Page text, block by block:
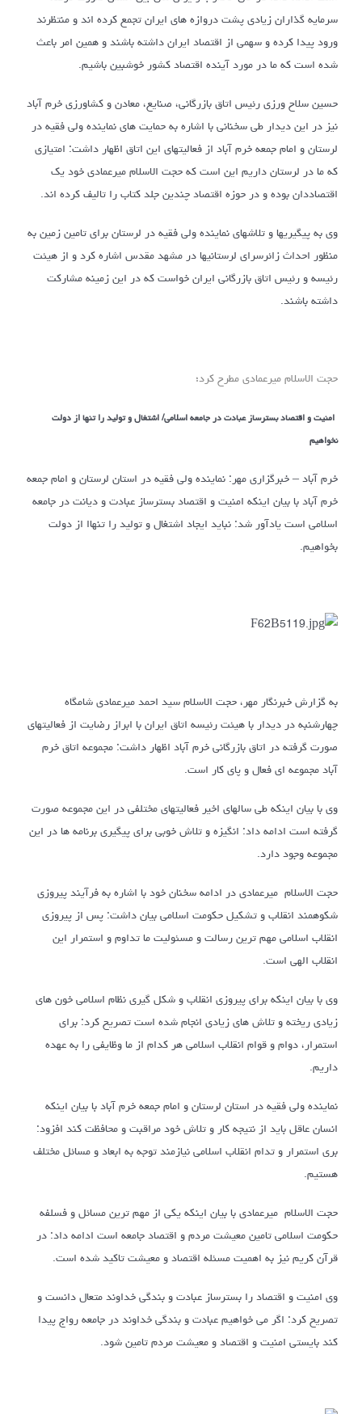
سرمایه گذاران زیادی پشت دروازه های ایران تجمع کرده اند و منتظرند
ورود پیدا کرده و سهمی از اقتصاد ایران داشته باشند و همین امر باعث
شده است که ما در مورد آینده اقتصاد کشور خوشبین باشیم.
حسین سلاح ورزی رئیس اتاق بازرگانی، صنایع، معادن و کشاورزی خرم آباد
نیز در این دیدار طی سخنانی با اشاره به حمایت های نماینده ولی فقیه در
لرستان و امام جمعه خرم آباد از فعالیتهای این اتاق اظهار داشت: امتیازی
که ما در لرستان داریم این است که حجت الاسلام میرعمادی خود یک
اقتصاددان بوده و در حوزه اقتصاد چندین جلد کتاب را تالیف کرده اند.
وی به پیگیریها و تلاشهای نماینده ولی فقیه در لرستان برای تامین زمین به
منظور احداث زائرسرای لرستانیها در مشهد مقدس اشاره کرد و از هیئت
رئیسه و رئیس اتاق بازرگانی ایران خواست که در این زمینه مشارکت
داشته باشند.
حجت الاسلام میرعمادی مطرح کرد؛
امنیت و اقتصاد بسترساز عبادت در جامعه اسلامی/ اشتغال و تولید را تنها از دولت
نخواهیم
خرم آباد – خبرگزاری مهر: نماینده ولی فقیه در استان لرستان و امام جمعه
خرم آباد با بیان اینکه امنیت و اقتصاد بسترساز عبادت و دیانت در جامعه
اسلامی است یادآور شد: نباید ایجاد اشتغال و تولید را تنهاا از دولت
بخواهیم.
به گزارش خبرنگار مهر، حجت الاسلام سید احمد میرعمادی شامگاه
چهارشنبه در دیدار با هیئت رئیسه اتاق ایران با ابراز رضایت از فعالیتهای
صورت گرفته در اتاق بازرگانی خرم آباد اظهار داشت: مجموعه اتاق خرم
آباد مجموعه ای فعال و پای کار است.
وی با بیان اینکه طی سالهای اخیر فعالیتهای مختلفی در این مجموعه صورت
گرفته است ادامه داد: انگیزه و تلاش خوبی برای پیگیری برنامه ها در این
مجموعه وجود دارد.
حجت الاسلام میرعمادی در ادامه سخنان خود با اشاره به فرآیند پیروزی
شکوهمند انقلاب و تشکیل حکومت اسلامی بیان داشت: پس از پیروزی
انقلاب اسلامی مهم ترین رسالت و مسئولیت ما تداوم و استمرار این
انقلاب الهی است.
وی با بیان اینکه برای پیروزی انقلاب و شکل گیری نظام اسلامی خون های
زیادی ریخته و تلاش های زیادی انجام شده است تصریح کرد: برای
استمرار، دوام و قوام انقلاب اسلامی هر کدام از ما وظایفی را به عهده
داریم.
نماینده ولی فقیه در استان لرستان و امام جمعه خرم آباد با بیان اینکه
انسان عاقل باید از نتیجه کار و تلاش خود مراقبت و محافظت کند افزود:
بری استمرار و تدام انقلاب اسلامی نیازمند توجه به ابعاد و مسائل مختلف
هستیم.
حجت الاسلام میرعمادی با بیان اینکه یکی از مهم ترین مسائل و فسلفه
حکومت اسلامی تامین معیشت مردم و اقتصاد جامعه است ادامه داد: در
قرآن کریم نیز به اهمیت مسئله اقتصاد و معیشت تاکید شده است.
وی امنیت و اقتصاد را بسترساز عبادت و بندگی خداوند متعال دانست و
تصریح کرد: اگر می خواهیم عبادت و بندگی خداوند در جامعه رواج پیدا
کند بایستی امنیت و اقتصاد و معیشت مردم تامین شود.